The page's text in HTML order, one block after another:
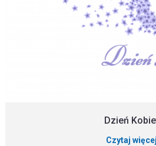
Dzień
Czytaj więcej